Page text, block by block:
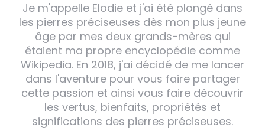
Je m'appelle Elodie et j'ai été plongé dans
les pierres préciseuses dès mon plus jeune
âge par mes deux grands-mères qui
étaient ma propre encyclopédie comme
Wikipedia. En 2018, j'ai décidé de me lancer
dans l'aventure pour vous faire partager
cette passion et ainsi vous faire découvrir
les vertus, bienfaits, propriétés et
significations des pierres préciseuses.